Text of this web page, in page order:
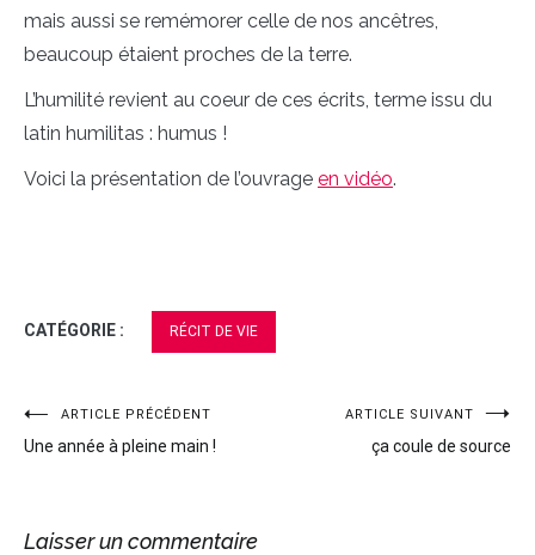
mais aussi se remémorer celle de nos ancêtres,
beaucoup étaient proches de la terre.
L’humilité revient au coeur de ces écrits, terme issu du
latin humilitas : humus !
Voici la présentation de l’ouvrage en vidéo.
CATÉGORIE : RÉCIT DE VIE
Navigation
ARTICLE PRÉCÉDENT
Une année à pleine main !
ARTICLE SUIVANT
ça coule de source
Laisser un commentaire